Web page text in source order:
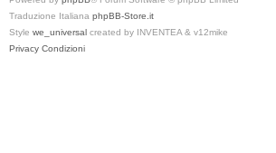
Traduzione Italiana phpBB-Store.it
Style we_universal created by INVENTEA & v12mike
Privacy Condizioni